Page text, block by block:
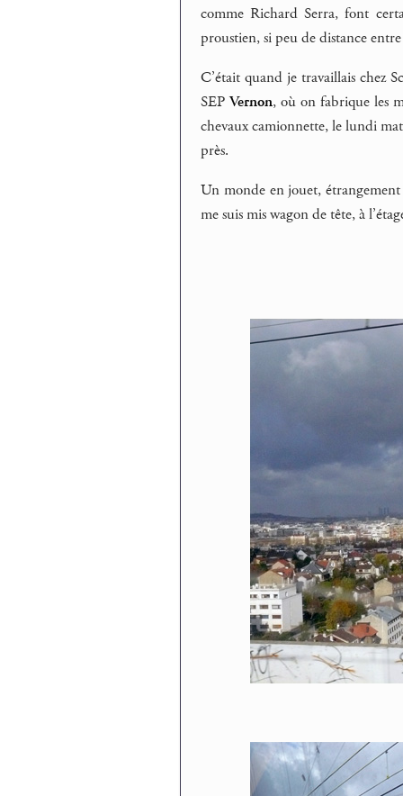
comme Richard Serra, font
proustien, si peu de distance
C’était quand je travaillais chez
SEPVernon, où on fabrique les
chevaux camionnette, le lundi
près.
Un monde en jouet,
me suis mis wagon de tête, à